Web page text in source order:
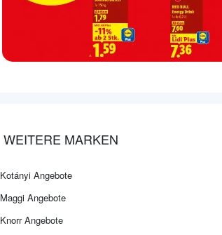
WEITERE MARKEN
Kotányi Angebote
Maggi Angebote
Knorr Angebote